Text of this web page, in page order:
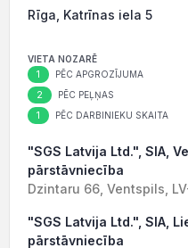
Rīga, Katrīnas iela 5
VIETA NOZARĒ
1 PĒC APGROZĪJUMA
2 PĒC PEĻŅAS
1 PĒC DARBINIEKU SKAITA
"SGS Latvija Ltd.", SIA,
pārstāvniecība
Dzintaru 66, Ventspils,
"SGS Latvija Ltd.", SIA,
pārstāvniecība